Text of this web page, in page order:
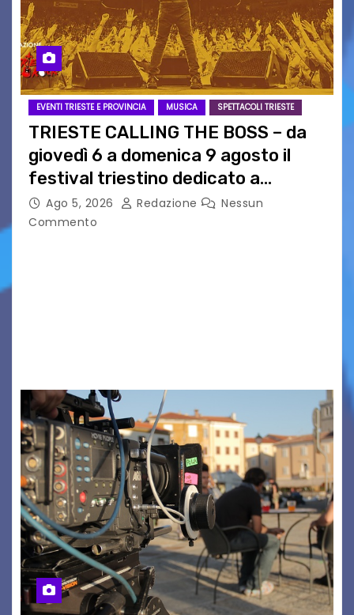
EVENTI TRIESTE E PROVINCIA MUSICA SPETTACOLI TRIESTE
TRIESTE CALLING THE BOSS – da
giovedì 6 a domenica 9 agosto il
festival triestino dedicato a
Springsteen
Ago 5, 2026 Redazione
Nessun
Commento